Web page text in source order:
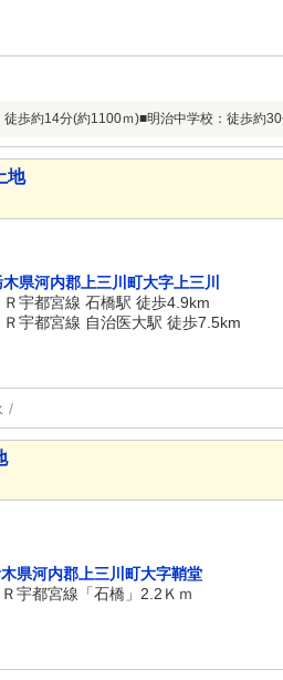
徒歩約14分(約1100ｍ)■明治中学校：徒歩
地
県河内郡上三川町大字上三川
Ｒ宇都宮線 石橋駅 徒歩4.9km
Ｒ宇都宮線 自治医大駅 徒歩7.5km
県河内郡上三川町大字鞘堂
Ｒ宇都宮線「石橋」2.2Ｋｍ